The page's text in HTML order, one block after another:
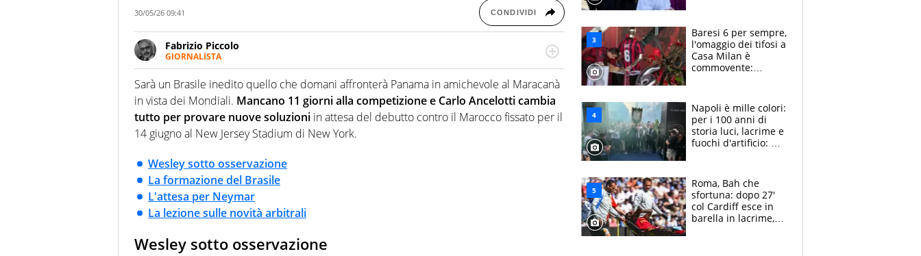
30/05/26 09:41 CONDIVIDI
Fabrizio Piccolo
GIORNALISTA
Nella sua carriera ha seguito numerose manifestazioni sportive e collaborato con
agenzie e testate. Esperienza, competenza, conoscenza e memoria storica. Si occupa
prevalentemente di calcio
Sarà un Brasile inedito quello che domani affronterà Panama in amichevole al Maracanà
in vista dei Mondiali. Mancano 11 giorni alla competizione e Carlo Ancelotti cambia
tutto per provare nuove soluzioni in attesa del debutto contro il Marocco fissato per il
14 giugno al New Jersey Stadium di New York.
Wesley sotto osservazione
La formazione del Brasile
L'attesa per Neymar
La lezione sulle novità arbitrali
Wesley sotto osservazione
circondati
dall'affetto dei tifosi
Baresi 6 per sempre,
l'omaggio dei tifosi a
Casa Milan è
commovente:
bigliettini
Napoli è mille colori:
per i 100 anni di
storia luci, lacrime e
fuochi d'artificio: De
Roma, Bah che
sfortuna: dopo 27'
col Cardiff esce in
barella in lacrime,